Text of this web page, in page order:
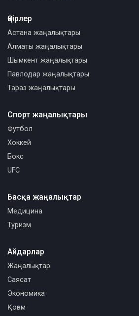
Өңірлер
Астана жаңалықтары
Алматы жаңалықтары
Шымкент жаңалықтары
Павлодар жаңалықтары
Тараз жаңалықтары
Спорт жаңалықтары
Футбол
Хоккей
Бокс
UFC
Басқа жаңалықтар
Медицина
Туризм
Айдарлар
Жаңалықтар
Саясат
Экономика
Қоғам